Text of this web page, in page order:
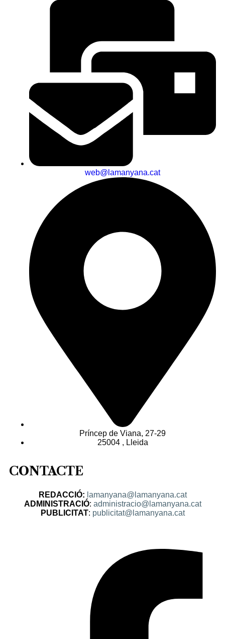
web@lamanyana.cat
Príncep de Viana, 27-29
25004 , Lleida
CONTACTE
REDACCIÓ: lamanyana@lamanyana.cat
ADMINISTRACIÓ: administracio@lamanyana.cat
PUBLICITAT: publicitat@lamanyana.cat